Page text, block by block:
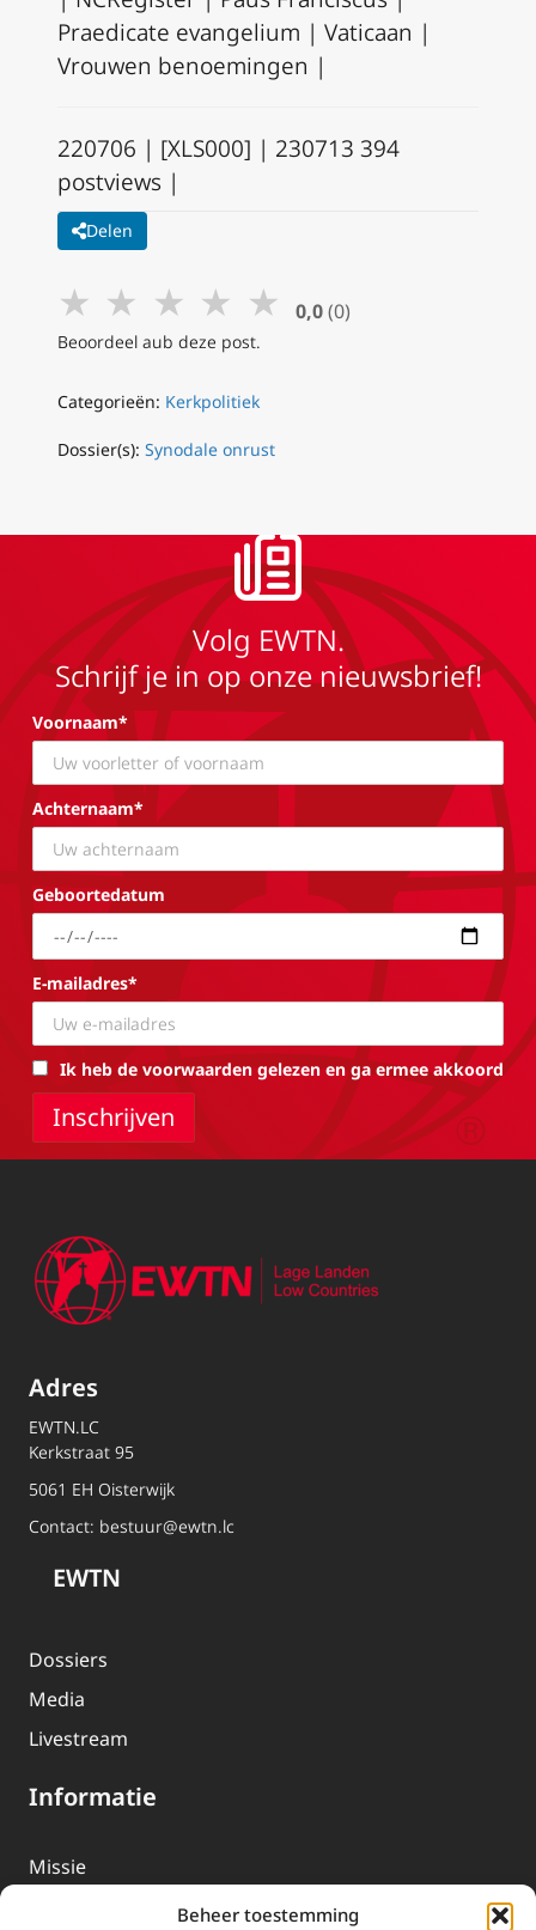
Beheer toestemming
Praedicate evangelium | Vaticaan |
Vrouwen benoemingen |
220706 | [XLS000] | 230713 394
postviews |
Delen
★ ★ ★ ★ ★ 0,0 (0)
Beoordeel aub deze post.
Categorieën: Kerkpolitiek
Dossier(s): Synodale onrust
Volg EWTN.
Schrijf je in op onze nieuwsbrief!
Voornaam*
Achternaam*
Geboortedatum
E-mailadres*
Ik heb de voorwaarden gelezen en ga ermee akkoord
Adres
EWTN.LC
Kerkstraat 95
5061 EH Oisterwijk
Contact: bestuur@ewtn.lc
EWTN
Dossiers
Media
Livestream
Informatie
Missie